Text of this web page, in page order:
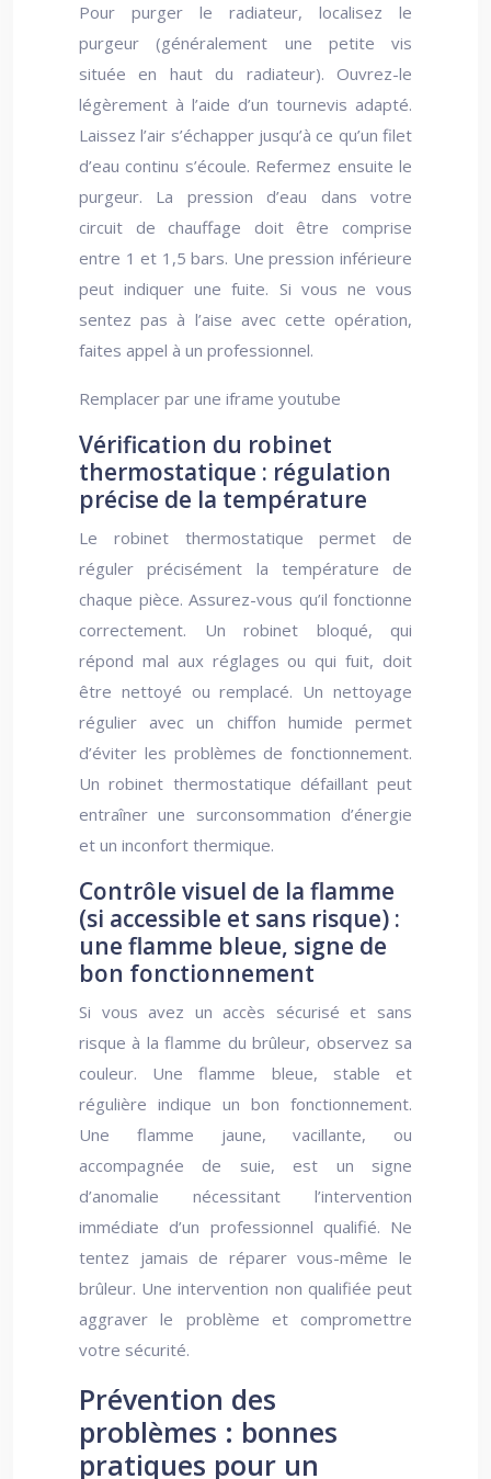
Pour purger le radiateur, localisez le
purgeur (généralement une petite vis
située en haut du radiateur). Ouvrez-le
légèrement à l’aide d’un tournevis adapté.
Laissez l’air s’échapper jusqu’à ce qu’un filet
d’eau continu s’écoule. Refermez ensuite le
purgeur. La pression d’eau dans votre
circuit de chauffage doit être comprise
entre 1 et 1,5 bars. Une pression inférieure
peut indiquer une fuite. Si vous ne vous
sentez pas à l’aise avec cette opération,
faites appel à un professionnel.
Remplacer par une iframe youtube
Vérification du robinet
thermostatique : régulation
précise de la température
Le robinet thermostatique permet de
réguler précisément la température de
chaque pièce. Assurez-vous qu’il fonctionne
correctement. Un robinet bloqué, qui
répond mal aux réglages ou qui fuit, doit
être nettoyé ou remplacé. Un nettoyage
régulier avec un chiffon humide permet
d’éviter les problèmes de fonctionnement.
Un robinet thermostatique défaillant peut
entraîner une surconsommation d’énergie
et un inconfort thermique.
Contrôle visuel de la flamme
(si accessible et sans risque) :
une flamme bleue, signe de
bon fonctionnement
Si vous avez un accès sécurisé et sans
risque à la flamme du brûleur, observez sa
couleur. Une flamme bleue, stable et
régulière indique un bon fonctionnement.
Une flamme jaune, vacillante, ou
accompagnée de suie, est un signe
d’anomalie nécessitant l’intervention
immédiate d’un professionnel qualifié. Ne
tentez jamais de réparer vous-même le
brûleur. Une intervention non qualifiée peut
aggraver le problème et compromettre
votre sécurité.
Prévention des
problèmes : bonnes
pratiques pour un